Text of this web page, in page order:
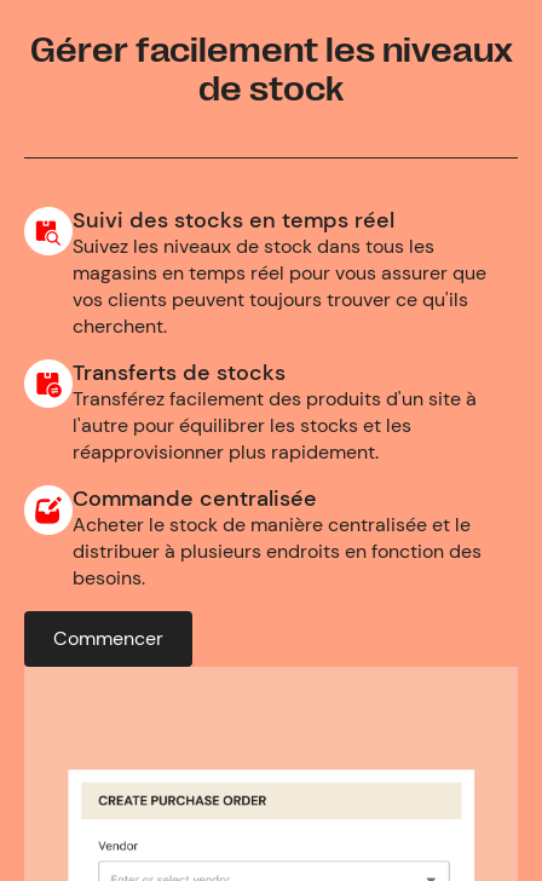
Gérer facilement les niveaux
de stock
Suivi des stocks en temps réel
Suivez les niveaux de stock dans tous les
magasins en temps réel pour vous assurer que
vos clients peuvent toujours trouver ce qu'ils
cherchent.
Transferts de stocks
Transférez facilement des produits d'un site à
l'autre pour équilibrer les stocks et les
réapprovisionner plus rapidement.
Commande centralisée
Acheter le stock de manière centralisée et le
distribuer à plusieurs endroits en fonction des
besoins.
Commencer